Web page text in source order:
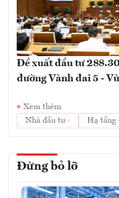
Đề xuất đầu tư
đường Vành đai 5 -
Xem thêm
Nhà đầu tư
Hạ tầng
Đừng bỏ lỡ